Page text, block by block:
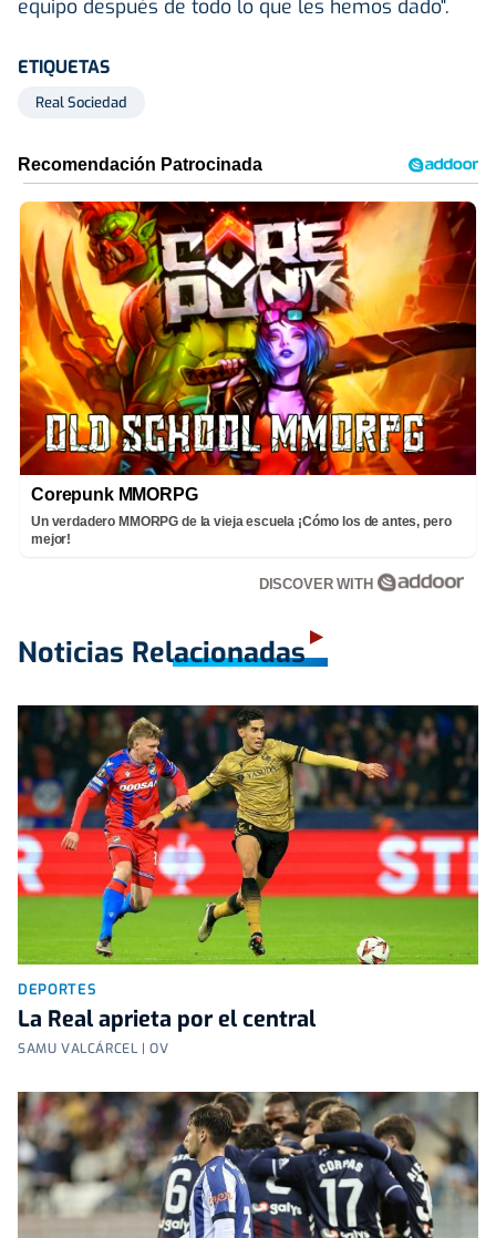
equipo después de todo lo que les hemos dado".
ETIQUETAS
Real Sociedad
Corepunk MMORPG
Un verdadero MMORPG de la vieja escuela ¡Cómo los de antes, pero
mejor!
DISCOVER WITH
Noticias Relacionadas
DEPORTES
La Real aprieta por el central
SAMU VALCÁRCEL | OV